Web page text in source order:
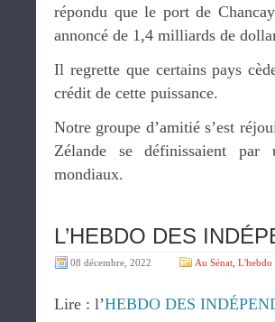
répondu que le port de
annoncé de 1,4 milliards de
Il regrette que certains pays
crédit de cette puissance.
Notre groupe d’amitié s’est
Zélande se définissaient par
mondiaux.
L’HEBDO DES
08 décembre, 2022 Au Sénat L'hebdo
Lire : l’HEBDO DES